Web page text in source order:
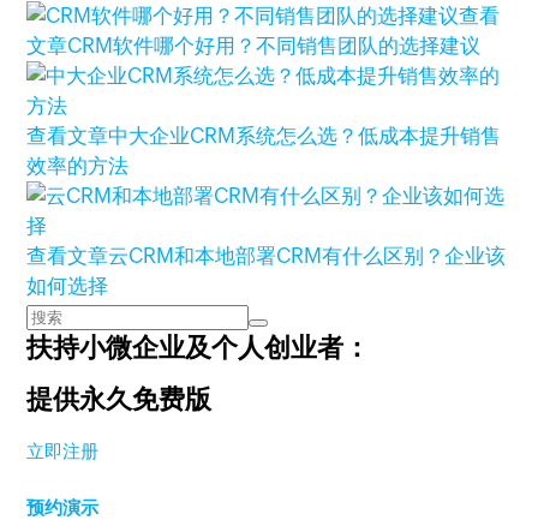
查看
文章CRM软件哪个好用？不同销售团队的选择建议
查看文章中大企业CRM系统怎么选？低成本提升销售
效率的方法
查看文章云CRM和本地部署CRM有什么区别？企业该
如何选择
扶持小微企业及个人创业者：
提供永久免费版
立即注册
预约演示